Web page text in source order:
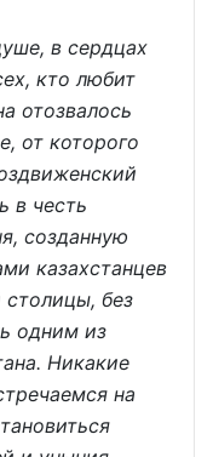
в сердцах
кто любит
отозвалось
от которого
в честь
созданную
казахстанцев
без
одним из
Никакие
на